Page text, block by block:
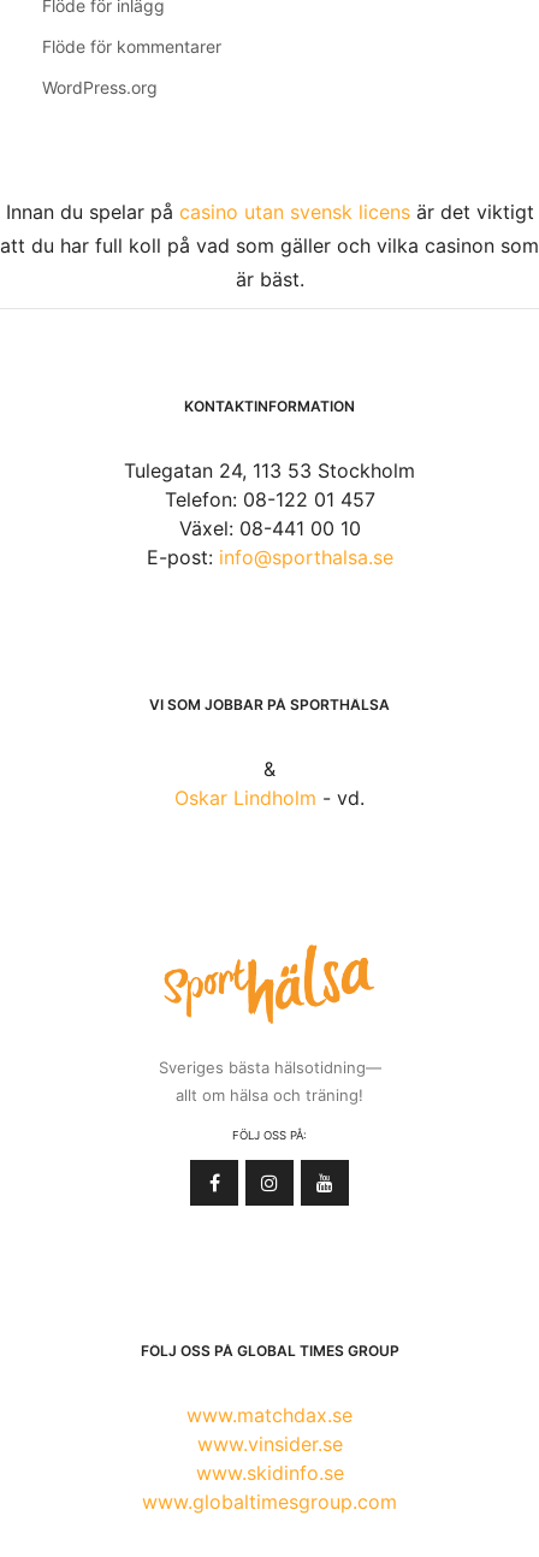
Flöde för inlägg
Flöde för kommentarer
WordPress.org
Innan du spelar på casino utan svensk licensär det viktigt
att du har full koll på vad som gäller och vilka casinon som
är bäst.
KONTAKTINFORMATION
Tulegatan 24, 113 53 Stockholm
Telefon: 08-122 01 457
Växel: 08-441 00 10
E-post: info@sporthalsa.se
VI SOM JOBBAR PÅ SPORTHÄLSA
&
Oskar Lindholm - vd.
Sveriges bästa hälsotidning—
allt om hälsa och träning!
FÖLJ OSS PÅ:
FÖLJ OSS PÅ GLOBAL TIMES GROUP
www.matchdax.se
www.vinsider.se
www.skidinfo.se
www.globaltimesgroup.com